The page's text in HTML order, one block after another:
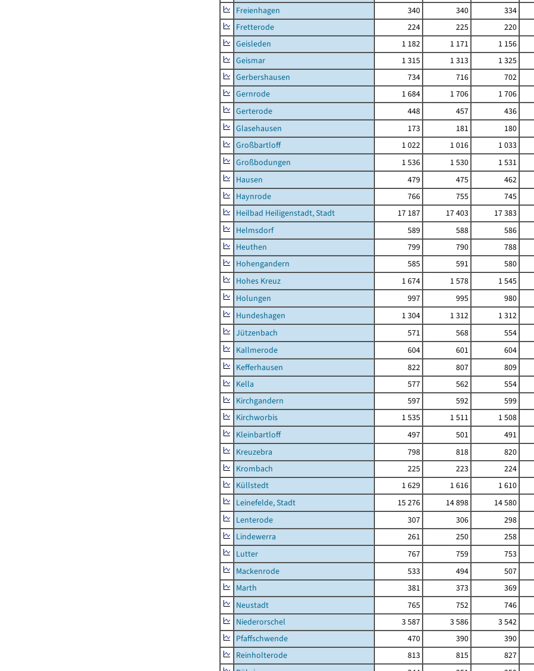
Freienhagen
340 340 334
Fretterode
224 225 220
Geisleden
1 182 1 171 1 156
Geismar
1 315 1 313 1 325
Gerbershausen
734 716 702
Gernrode
1 684 1 706 1 706
Gerterode
448 457 436
Glasehausen
173 181 180
Großbartloff
1 022 1 016 1 033
Großbodungen
1 536 1 530 1 531
Hausen
479 475 462
Haynrode
766 755 745
Heilbad Heiligenstadt, Stadt
17 187 17 403 17 383
Helmsdorf
589 588 586
Heuthen
799 790 788
Hohengandern
585 591 580
Hohes Kreuz
1 674 1 578 1 545
Holungen
997 995 980
Hundeshagen
1 304 1 312 1 312
Jützenbach
571 568 554
Kallmerode
604 601 604
Kefferhausen
822 807 809
Kella
577 562 554
Kirchgandern
597 592 599
Kirchworbis
1 535 1 511 1 508
Kleinbartloff
497 501 491
Kreuzebra
798 818 820
Krombach
225 223 224
Küllstedt
1 629 1 616 1 610
Leinefelde, Stadt
15 276 14 898 14 580
Lenterode
307 306 298
Lindewerra
261 250 258
Lutter
767 759 753
Mackenrode
533 494 507
Marth
381 373 369
Neustadt
765 752 746
Niederorschel
3 587 3 586 3 542
Pfaffschwende
470 390 390
Reinholterode
813 815 827